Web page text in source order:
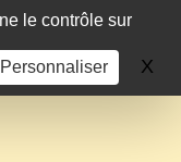
le contrôle sur
Personnaliser X